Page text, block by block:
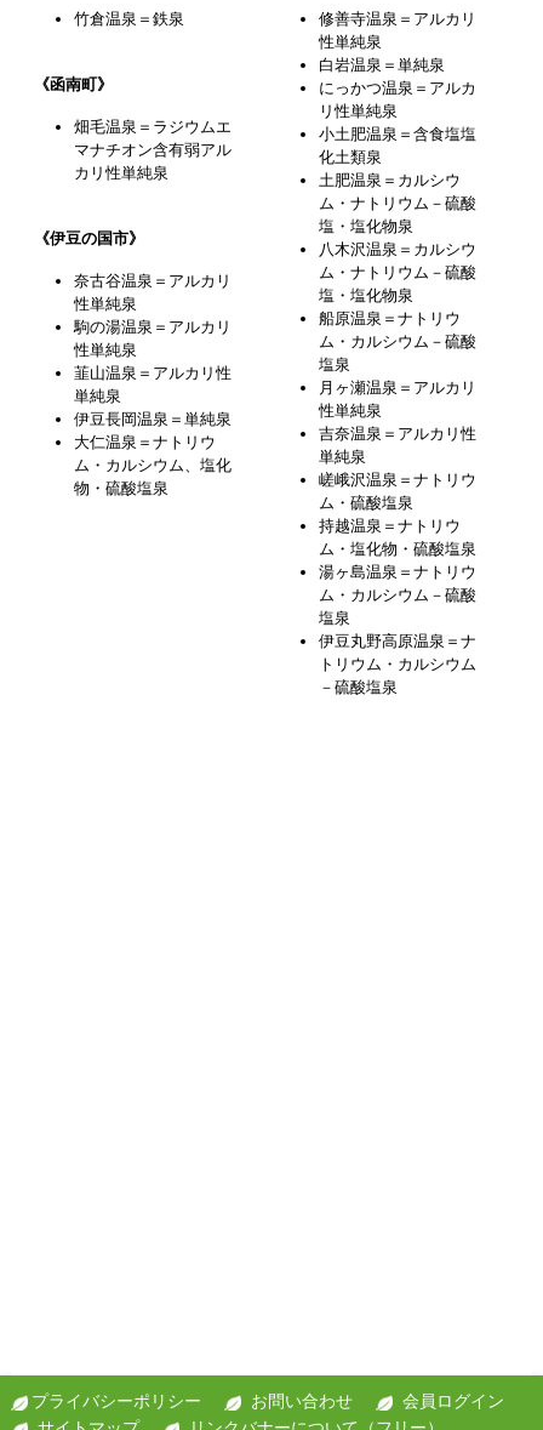
竹倉温泉＝鉄泉
《函南町》
畑毛温泉＝ラジウムエ
マナチオン含有弱アル
カリ性単純泉
《伊豆の国市》
奈古谷温泉＝アルカリ
性単純泉
駒の湯温泉＝アルカリ
性単純泉
韮山温泉＝アルカリ性
単純泉
伊豆長岡温泉＝単純泉
大仁温泉＝ナトリウ
ム・カルシウム、塩化
物・硫酸塩泉
修善寺温泉＝アルカリ
性単純泉
白岩温泉＝単純泉
にっかつ温泉＝アルカ
リ性単純泉
小土肥温泉＝含食塩塩
化土類泉
土肥温泉＝カルシウ
ム・ナトリウム－硫酸
塩・塩化物泉
八木沢温泉＝カルシウ
ム・ナトリウム－硫酸
塩・塩化物泉
船原温泉＝ナトリウ
ム・カルシウム－硫酸
塩泉
月ヶ瀬温泉＝アルカリ
性単純泉
吉奈温泉＝アルカリ性
単純泉
嵯峨沢温泉＝ナトリウ
ム・硫酸塩泉
持越温泉＝ナトリウ
ム・塩化物・硫酸塩泉
湯ヶ島温泉＝ナトリウ
ム・カルシウム－硫酸
塩泉
伊豆丸野高原温泉＝ナ
トリウム・カルシウム
－硫酸塩泉
プライバシーポリシー お問い合わせ
会員ログイン